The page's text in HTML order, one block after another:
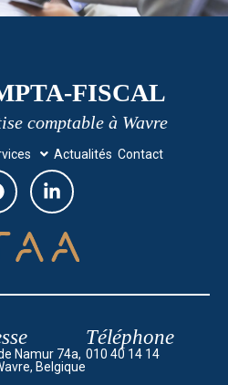
FISCAL
comptable à Wavre
Actualités Contact
Namur 74a,
Belgique
Téléphone
010 40 14 14